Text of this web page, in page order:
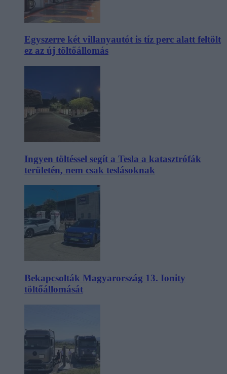
Egyszerre két villanyautót is tíz perc alatt feltölt
ez az új töltőállomás
Ingyen töltéssel segít a Tesla a katasztrófák
területén, nem csak teslásoknak
Bekapcsolták Magyarország 13. Ionity
töltőállomását